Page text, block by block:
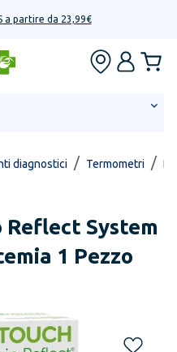
a partire da 23,99€
diagnostici / Termometri /
Reflect System
1 Pezzo